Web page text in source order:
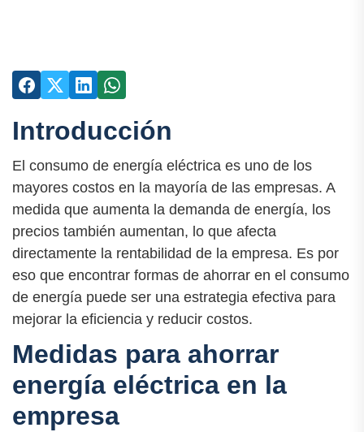
Introducción
El consumo de energía eléctrica es uno de los
mayores costos en la mayoría de las empresas. A
medida que aumenta la demanda de energía, los
precios también aumentan, lo que afecta
directamente la rentabilidad de la empresa. Es por
eso que encontrar formas de ahorrar en el consumo
de energía puede ser una estrategia efectiva para
mejorar la eficiencia y reducir costos.
Medidas para ahorrar
energía eléctrica en la
empresa